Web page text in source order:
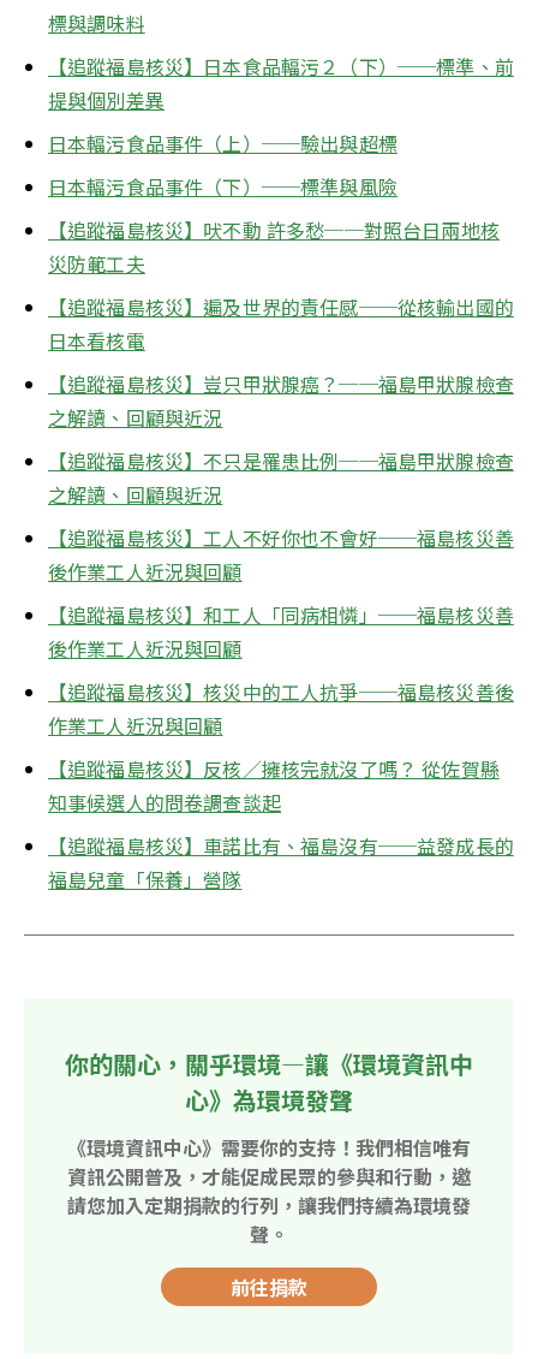
標與調味料
【追蹤福島核災】日本食品輻污２（下）──標準、前
提與個別差異
日本輻污食品事件（上）──驗出與超標
日本輻污食品事件（下）──標準與風險
【追蹤福島核災】吠不動 許多愁──對照台日兩地核
災防範工夫
【追蹤福島核災】遍及世界的責任感──從核輸出國的
日本看核電
【追蹤福島核災】豈只甲狀腺癌？──福島甲狀腺檢查
之解讀、回顧與近況
【追蹤福島核災】不只是罹患比例──福島甲狀腺檢查
之解讀、回顧與近況
【追蹤福島核災】工人不好你也不會好──福島核災善
後作業工人近況與回顧
【追蹤福島核災】和工人「同病相憐」──福島核災善
後作業工人近況與回顧
【追蹤福島核災】核災中的工人抗爭──福島核災善後
作業工人近況與回顧
【追蹤福島核災】反核／擁核完就沒了嗎？ 從佐賀縣
知事候選人的問卷調查談起
【追蹤福島核災】車諾比有、福島沒有──益發成長的
福島兒童「保養」營隊
你的關心，關乎環境—讓《環境資訊中
心》為環境發聲
《環境資訊中心》需要你的支持！我們相信唯有
資訊公開普及，才能促成民眾的參與和行動，邀
請您加入定期捐款的行列，讓我們持續為環境發
聲。
前往捐款